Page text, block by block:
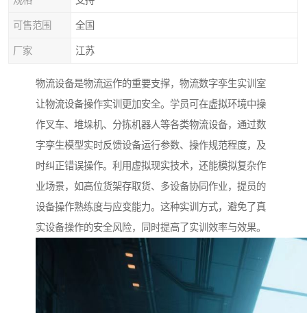
可售范围 全国
厂家 江苏
物流设备是物流运作的重要支撑，物流数字孪生实训室
让物流设备操作实训更加安全。学员可在虚拟环境中操
作叉车、堆垛机、分拣机器人等各类物流设备，通过数
字孪生模型实时反馈设备运行参数、操作规范程度，及
时纠正错误操作。利用虚拟现实技术，还能模拟复杂作
业场景，如高位货架存取货、多设备协同作业，提员的
设备操作熟练度与应变能力。这种实训方式，避免了真
实设备操作的安全风险，同时提高了实训效率与效果。